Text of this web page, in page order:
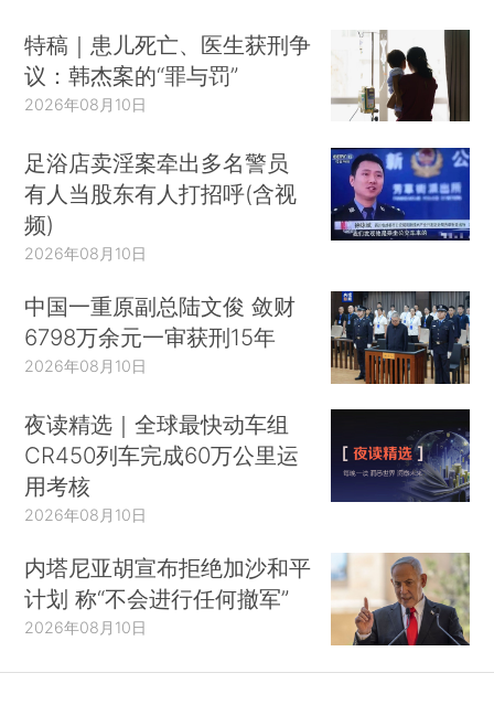
特稿｜患儿死亡、医生获刑争
议：韩杰案的“罪与罚”
2026年08月10日
足浴店卖淫案牵出多名警员
有人当股东有人打招呼(含视
频)
2026年08月10日
中国一重原副总陆文俊 敛财
6798万余元一审获刑15年
2026年08月10日
夜读精选｜全球最快动车组
CR450列车完成60万公里运
用考核
2026年08月10日
内塔尼亚胡宣布拒绝加沙和平
计划 称“不会进行任何撤军”
2026年08月10日